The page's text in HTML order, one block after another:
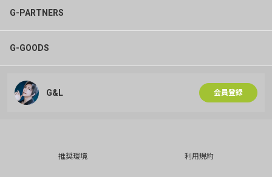
G-PARTNERS
G-GOODS
G&L 会員登録
推奨環境 利用規約